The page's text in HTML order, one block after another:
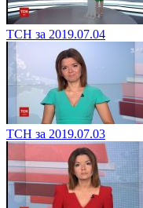
ТСН за 2019.07.04
ТСН за 2019.07.03